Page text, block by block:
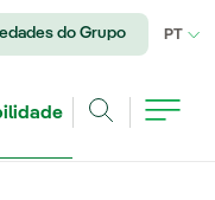
do Grupo PT